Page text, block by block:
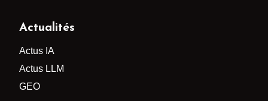
Actualités
Actus IA
Actus LLM
GEO